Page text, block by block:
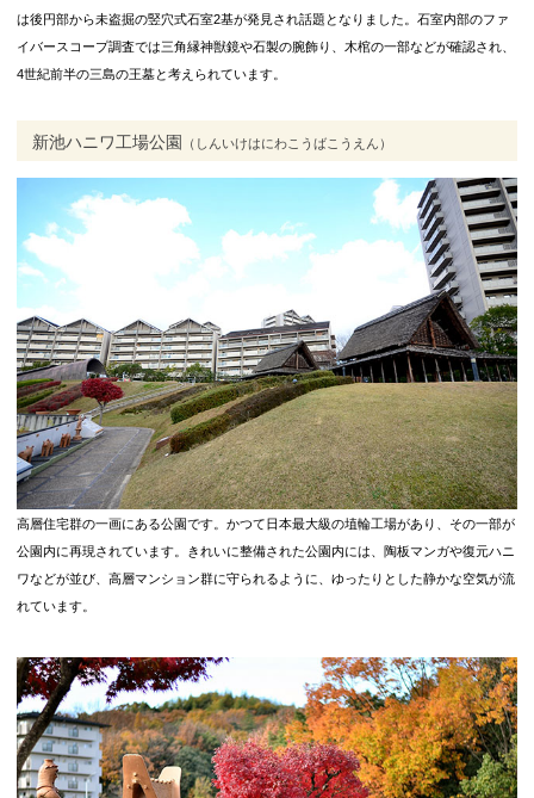
は後円部から未盗掘の竪穴式石室2基が発見され話題となりました。石室内部のファ
イバースコープ調査では三角縁神獣鏡や石製の腕飾り、木棺の一部などが確認され、
4世紀前半の三島の王墓と考えられています。
新池ハニワ工場公園 （しんいけはにわこうばこうえん）
高層住宅群の一画にある公園です。かつて日本最大級の埴輪工場があり、その一部が
公園内に再現されています。きれいに整備された公園内には、陶板マンガや復元ハニ
ワなどが並び、高層マンション群に守られるように、ゆったりとした静かな空気が流
れています。